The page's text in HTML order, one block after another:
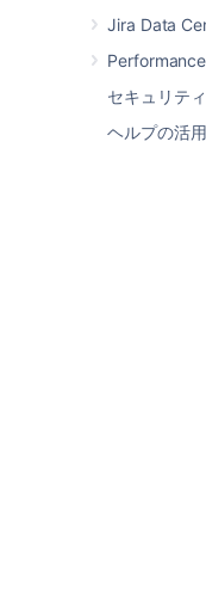
Jira Data
セキュリテ
ヘルプの活用
のデ
す。
1. Jira イン
アップグレー
Jira Data
す。これより
合、Jira イン
Jira インスト
クラスター内
込み可能なリ
要があります
ますが、もっ
クラス
能なリ
次のデ
ディレ